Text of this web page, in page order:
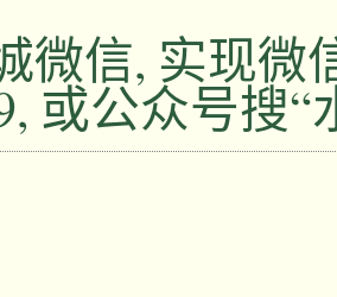
微信, 实现微
或公众号搜“